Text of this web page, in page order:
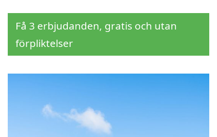
Få 3 erbjudanden, gratis och utan
förpliktelser